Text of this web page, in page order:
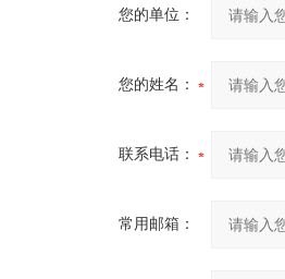
您的单位：
您的姓名：
联系电话：
常用邮箱：